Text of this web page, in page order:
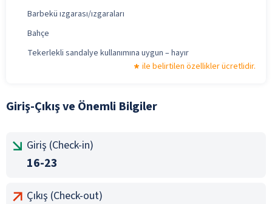
Barbekü ızgarası/ızgaraları
Bahçe
Tekerlekli sandalye kullanımına uygun – hayır
ile belirtilen özellikler ücretlidir.
Giriş-Çıkış ve Önemli Bilgiler
Giriş (Check-in)
16-23
Çıkış (Check-out)